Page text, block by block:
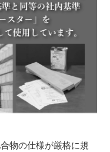
物の仕様が厳格に規